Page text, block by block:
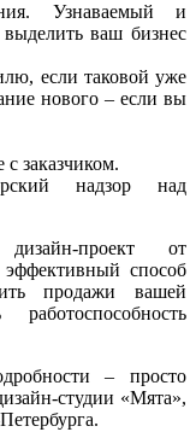
Узнаваемый и
ваш бизнес
если таковой уже
нового – если вы
с заказчиком.
надзор над
проект от
способ
продажи вашей
– просто
студии «Мята»,